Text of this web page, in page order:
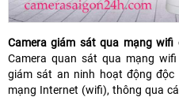
Camera giám sát qua mạng
Camera quan sát qua mạng
giám sát an ninh hoạt động
mạng Internet (wifi), thông qua